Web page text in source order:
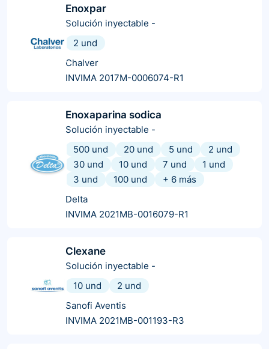
Enoxpar
Solución inyectable -
2 und
Chalver
INVIMA 2017M-0006074-R1
Enoxaparina sodica
Solución inyectable -
500 und
20 und 5 und
2 und
30 und
10 und 7 und
1 und
3 und
100 und + 6 más
Delta
INVIMA 2021MB-0016079-R1
Clexane
Solución inyectable -
10 und
2 und
Sanofi Aventis
INVIMA 2021MB-001193-R3